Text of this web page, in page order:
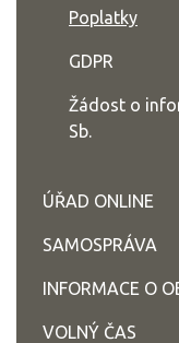
Poplatky
GDPR
Žádost o
Sb.
ÚŘAD ONLINE
SAMOSPRÁVA
INFORMACE O
VOLNÝ ČAS